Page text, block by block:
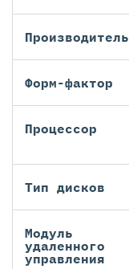
Производитель
Форм-фактор
Процессор
Тип дисков
Модуль
удаленного
управления